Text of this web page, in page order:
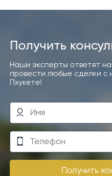
Получить
Наши эксперты ответят
провести любые сделки с
Пхукете!
Получить